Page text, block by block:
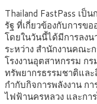
Thailand FastPass เป็
รัฐ ที่เกี่ยวข้องกับการข
โดยในวันนี้ได้มีการลง
ระหว่าง สำนักงานคณะ
โรงงานอุตสาหกรรม ก
ทรัพยากรธรรมชาติแล
กำกับกิจการพลังงาน ก
ไฟฟ้านครหลวง และก